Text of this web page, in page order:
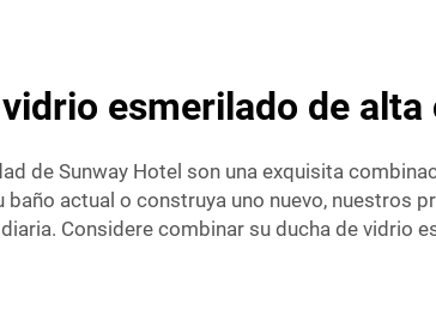
esmerilado de alta
de Sunway Hotel son una exquisita
baño actual o construya uno nuevo,
Considere combinar su ducha de vidrio